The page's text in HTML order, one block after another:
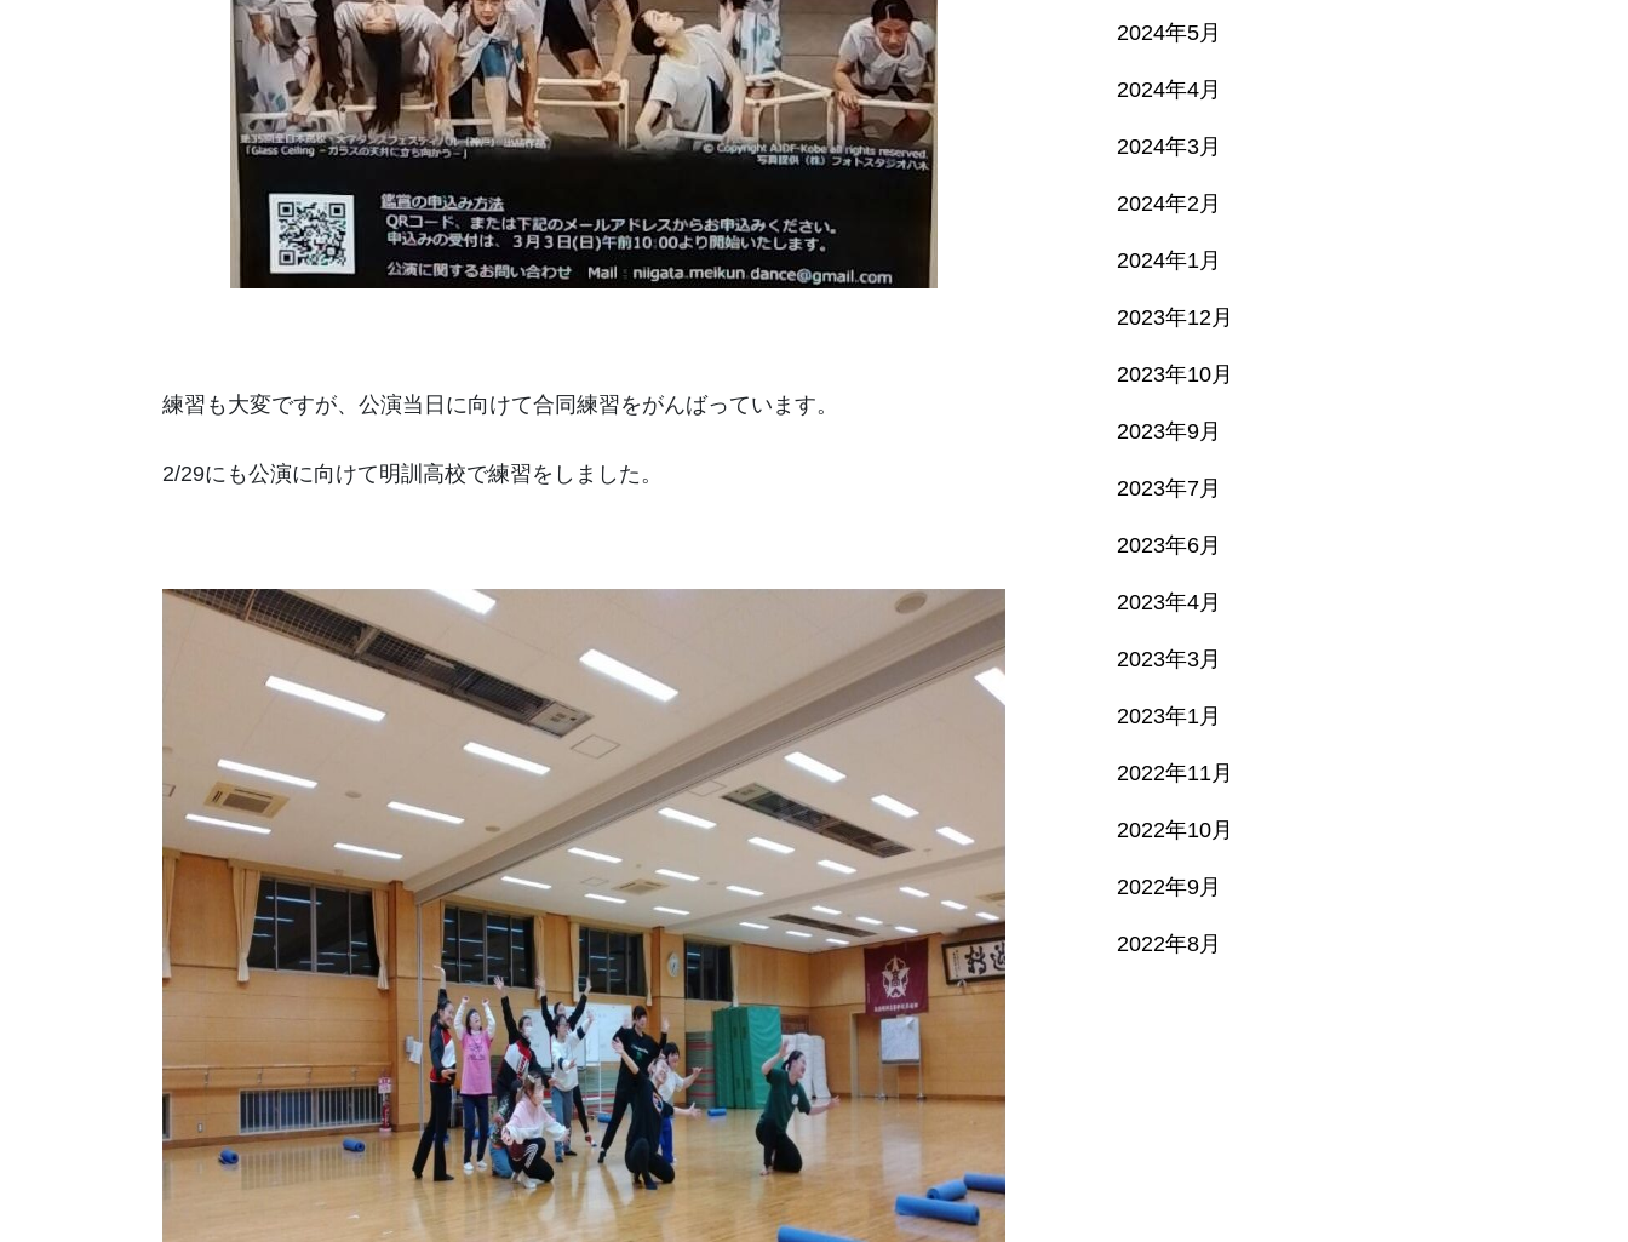
練習も大変ですが、公演当日に向けて合同練習をがんばっています。
2/29にも公演に向けて明訓高校で練習をしました。
2024年5月
2024年4月
2024年3月
2024年2月
2024年1月
2023年12月
2023年10月
2023年9月
2023年7月
2023年6月
2023年4月
2023年3月
2023年1月
2022年11月
2022年10月
2022年9月
2022年8月